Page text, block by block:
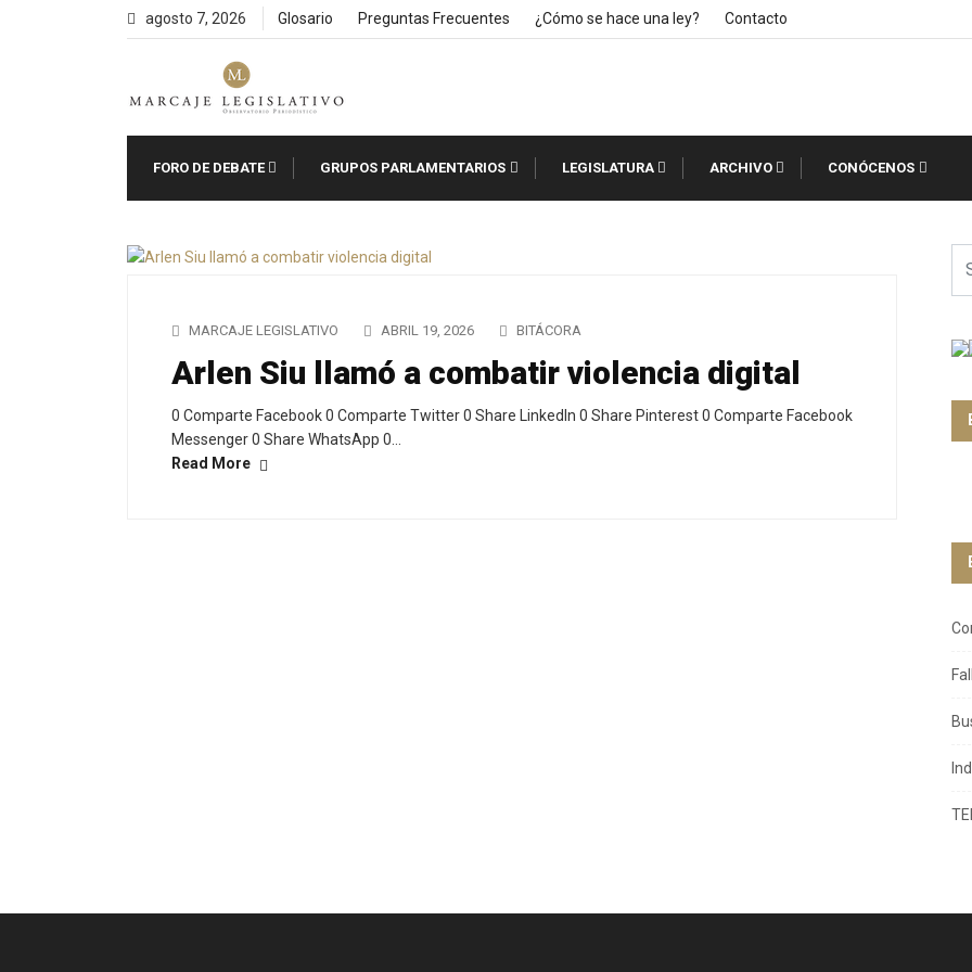
agosto 7, 2026 Glosario Preguntas Frecuentes ¿Cómo se hace una ley? Contacto
FORO DE DEBATE GRUPOS PARLAMENTARIOS LEGISLATURA ARCHIVO CONÓCENOS
MARCAJE LEGISLATIVO ABRIL 19, 2026 BITÁCORA
Arlen Siu llamó a combatir violencia digital
0 Comparte Facebook 0 Comparte Twitter 0 Share LinkedIn 0 Share Pinterest 0 Comparte Facebook
Messenger 0 Share WhatsApp 0…
Read More